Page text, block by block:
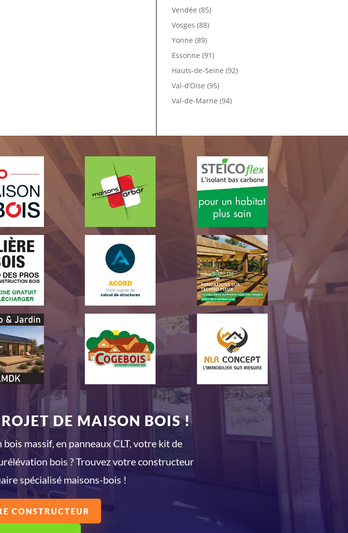
Vendée (85)
Vosges (88)
Yonne (89)
Essonne (91)
Hauts-de-Seine (92)
Val-d’Oise (95)
Val-de-Marne (94)
DE MAISON BOIS !
massif, en panneaux CLT, votre kit de
bois ? Trouvez votre constructeur
spécialisé maisons-bois !
CONSTRUCTEUR